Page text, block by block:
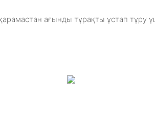
ағынды тұрақты ұстап тұру